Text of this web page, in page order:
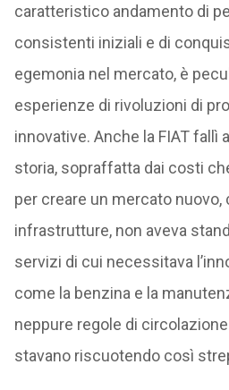
caratteristico andamento di
consistenti iniziali e di
egemonia nel mercato, è
esperienze di rivoluzioni di
innovative. Anche la FIAT fallì
storia, sopraffatta dai costi
per creare un mercato nuovo,
infrastrutture, non aveva
servizi di cui necessitava
come la benzina e la
neppure regole di
stavano riscuotendo così